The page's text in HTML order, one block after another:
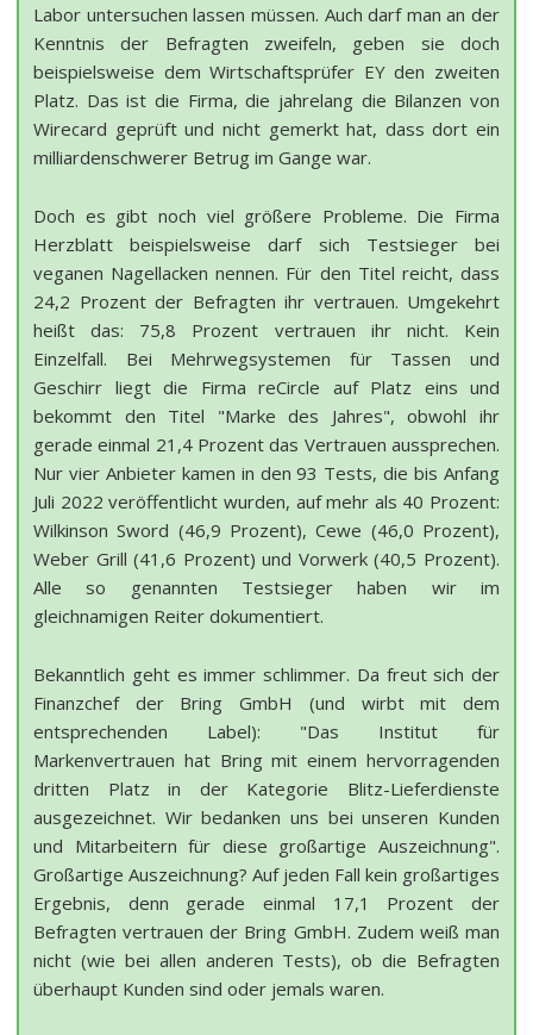
Labor untersuchen lassen müssen. Auch darf man an der
Kenntnis der Befragten zweifeln, geben sie doch
beispielsweise dem Wirtschaftsprüfer EY den zweiten
Platz. Das ist die Firma, die jahrelang die Bilanzen von
Wirecard geprüft und nicht gemerkt hat, dass dort ein
milliardenschwerer Betrug im Gange war.
Doch es gibt noch viel größere Probleme. Die Firma
Herzblatt beispielsweise darf sich Testsieger bei
veganen Nagellacken nennen. Für den Titel reicht, dass
24,2 Prozent der Befragten ihr vertrauen. Umgekehrt
heißt das: 75,8 Prozent vertrauen ihr nicht. Kein
Einzelfall. Bei Mehrwegsystemen für Tassen und
Geschirr liegt die Firma reCircle auf Platz eins und
bekommt den Titel "Marke des Jahres", obwohl ihr
gerade einmal 21,4 Prozent das Vertrauen aussprechen.
Nur vier Anbieter kamen in den 93 Tests, die bis Anfang
Juli 2022 veröffentlicht wurden, auf mehr als 40 Prozent:
Wilkinson Sword (46,9 Prozent), Cewe (46,0 Prozent),
Weber Grill (41,6 Prozent) und Vorwerk (40,5 Prozent).
Alle so genannten Testsieger haben wir im
gleichnamigen Reiter dokumentiert.
Bekanntlich geht es immer schlimmer. Da freut sich der
Finanzchef der Bring GmbH (und wirbt mit dem
entsprechenden Label): "Das Institut für
Markenvertrauen hat Bring mit einem hervorragenden
dritten Platz in der Kategorie Blitz-Lieferdienste
ausgezeichnet. Wir bedanken uns bei unseren Kunden
und Mitarbeitern für diese großartige Auszeichnung".
Großartige Auszeichnung? Auf jeden Fall kein großartiges
Ergebnis, denn gerade einmal 17,1 Prozent der
Befragten vertrauen der Bring GmbH. Zudem weiß man
nicht (wie bei allen anderen Tests), ob die Befragten
überhaupt Kunden sind oder jemals waren.